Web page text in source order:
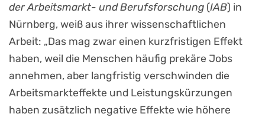
der Arbeitsmarkt- und Berufsforschung (IAB) in
Nürnberg, weiß aus ihrer wissenschaftlichen
Arbeit: „Das mag zwar einen kurzfristigen Effekt
haben, weil die Menschen häufig prekäre Jobs
annehmen, aber langfristig verschwinden die
Arbeitsmarkteffekte und Leistungskürzungen
haben zusätzlich negative Effekte wie höhere